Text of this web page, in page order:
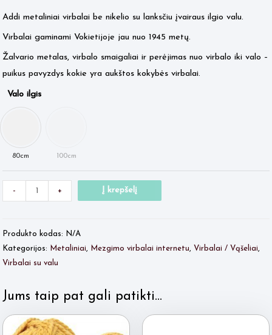
Addi metaliniai virbalai be nikelio su lanksčiu įvairaus ilgio valu.
Virbalai gaminami Vokietijoje jau nuo 1945 metų.
Žalvario metalas, virbalo smaigaliai ir perėjimas nuo virbalo iki valo –
puikus pavyzdys kokie yra aukštos kokybės virbalai.
Valo ilgis
Quantity
-
produkto
su
valu
Quantity
+ Į krepšelį
Produkto kodas:
N/A
Kategorijos:
Metaliniai, Mezgimo virbalai internetu, Virbalai / Vąšeliai,
Virbalai su valu
Jums taip pat gali patikti…